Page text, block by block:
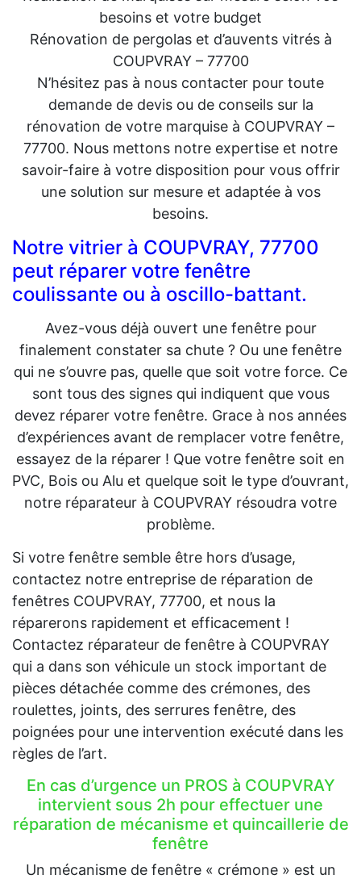
besoins et votre budget
Rénovation de pergolas et d’auvents vitrés à
COUPVRAY – 77700
N’hésitez pas à nous contacter pour toute
demande de devis ou de conseils sur la
rénovation de votre marquise à COUPVRAY –
77700. Nous mettons notre expertise et notre
savoir-faire à votre disposition pour vous offrir
une solution sur mesure et adaptée à vos
besoins.
Notre vitrier à COUPVRAY, 77700
peut réparer votre fenêtre
coulissante ou à oscillo-battant.
Avez-vous déjà ouvert une fenêtre pour
finalement constater sa chute ? Ou une fenêtre
qui ne s’ouvre pas, quelle que soit votre force. Ce
sont tous des signes qui indiquent que vous
devez réparer votre fenêtre. Grace à nos années
d’expériences avant de remplacer votre fenêtre,
essayez de la réparer ! Que votre fenêtre soit en
PVC, Bois ou Alu et quelque soit le type d’ouvrant,
notre réparateur à COUPVRAY résoudra votre
problème.
Si votre fenêtre semble être hors d’usage,
contactez notre entreprise de réparation de
fenêtres COUPVRAY, 77700, et nous la
réparerons rapidement et efficacement !
Contactez réparateur de fenêtre à COUPVRAY
qui a dans son véhicule un stock important de
pièces détachée comme des crémones, des
roulettes, joints, des serrures fenêtre, des
poignées pour une intervention exécuté dans les
règles de l’art.
En cas d’urgence un PROS à COUPVRAY
intervient sous 2h pour effectuer une
réparation de mécanisme et quincaillerie de
fenêtre
Un mécanisme de fenêtre « crémone » est un